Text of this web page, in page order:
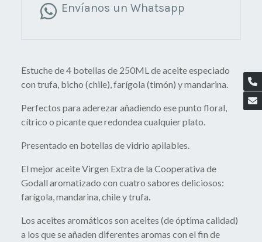
Envíanos un Whatsapp
Estuche de 4 botellas de 250ML de aceite especiado
con trufa, bicho (chile), farígola (timón) y mandarina.
Perfectos para aderezar añadiendo ese punto floral,
cítrico o picante que redondea cualquier plato.
Presentado en botellas de vidrio apilables.
El mejor aceite Virgen Extra de la Cooperativa de
Godall aromatizado con cuatro sabores deliciosos:
farígola, mandarina, chile y trufa.
Los aceites aromáticos son aceites (de óptima calidad)
a los que se añaden diferentes aromas con el fin de